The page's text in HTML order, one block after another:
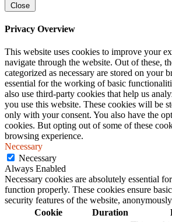
Close
Privacy Overview
This website uses cookies to improve your
navigate through the website. Out of these,
categorized as necessary are stored on your
essential for the working of basic
also use third-party cookies that help us
you use this website. These cookies will be
only with your consent. You also have the
cookies. But opting out of some of these
browsing experience.
Necessary
Necessary
Always Enabled
Necessary cookies are absolutely essential
function properly. These cookies ensure
security features of the website,
Cookie
Duration